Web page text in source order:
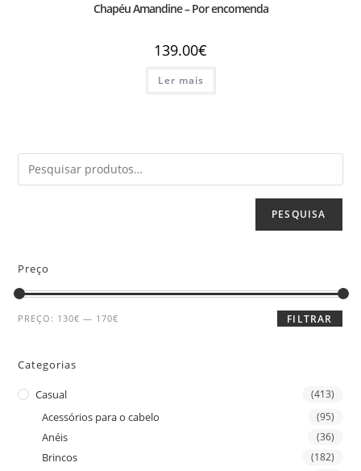
Chapéu Amandine – Por encomenda
139.00€
Ler mais
PESQUISA
Preço
FILTRAR
PREÇO: 130€ — 170€
Categorias
Casual (413)
Acessórios para o cabelo (95)
Anéis (36)
Brincos (182)